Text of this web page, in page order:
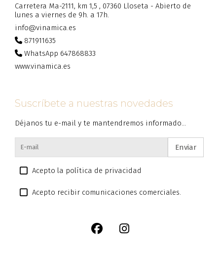
Carretera Ma-2111, km 1,5 , 07360 Lloseta - Abierto de
lunes a viernes de 9h. a 17h.
info@vinamica.es
871911635
WhatsApp 647868833
www.vinamica.es
Suscríbete a nuestras novedades
Déjanos tu e-mail y te mantendremos informado...
Enviar
Acepto la política de privacidad
Acepto recibir comunicaciones comerciales.